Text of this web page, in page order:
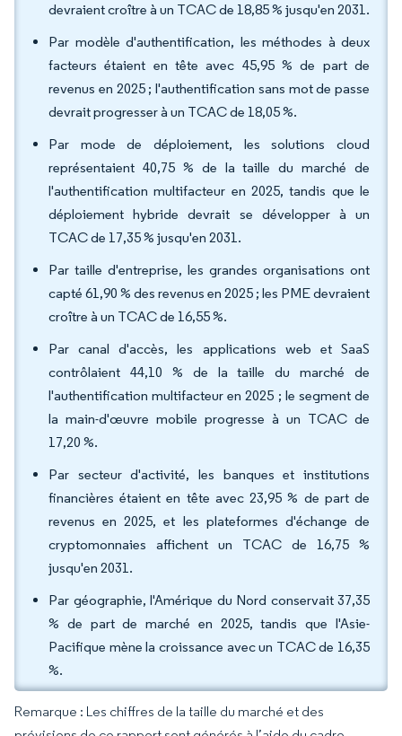
devraient croître à un TCAC de 18,85 % jusqu'en 2031.
Par modèle d'authentification, les méthodes à deux
facteurs étaient en tête avec 45,95 % de part de
revenus en 2025 ; l'authentification sans mot de passe
devrait progresser à un TCAC de 18,05 %.
Par mode de déploiement, les solutions cloud
représentaient 40,75 % de la taille du marché de
l'authentification multifacteur en 2025, tandis que le
déploiement hybride devrait se développer à un
TCAC de 17,35 % jusqu'en 2031.
Par taille d'entreprise, les grandes organisations ont
capté 61,90 % des revenus en 2025 ; les PME devraient
croître à un TCAC de 16,55 %.
Par canal d'accès, les applications web et SaaS
contrôlaient 44,10 % de la taille du marché de
l'authentification multifacteur en 2025 ; le segment de
la main-d'œuvre mobile progresse à un TCAC de
17,20 %.
Par secteur d'activité, les banques et institutions
financières étaient en tête avec 23,95 % de part de
revenus en 2025, et les plateformes d'échange de
cryptomonnaies affichent un TCAC de 16,75 %
jusqu'en 2031.
Par géographie, l'Amérique du Nord conservait 37,35
% de part de marché en 2025, tandis que l'Asie-
Pacifique mène la croissance avec un TCAC de 16,35
%.
Remarque : Les chiffres de la taille du marché et des